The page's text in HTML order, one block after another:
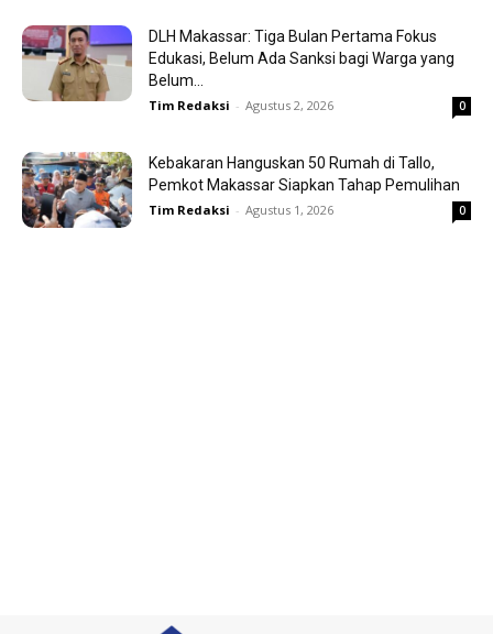
DLH Makassar: Tiga Bulan Pertama Fokus
Edukasi, Belum Ada Sanksi bagi Warga yang
Belum...
Tim Redaksi - Agustus 2, 2026 0
Kebakaran Hanguskan 50 Rumah di Tallo,
Pemkot Makassar Siapkan Tahap Pemulihan
Tim Redaksi - Agustus 1, 2026 0